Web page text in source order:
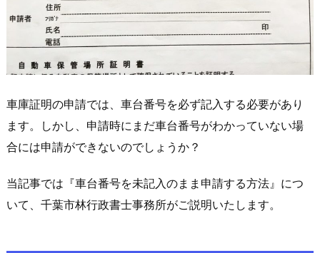
車庫証明の申請では、車台番号を必ず記入する必要があり
ます。しかし、申請時にまだ車台番号がわかっていない場
合には申請ができないのでしょうか？
当記事では『車台番号を未記入のまま申請する方法』につ
いて、千葉市林行政書士事務所がご説明いたします。